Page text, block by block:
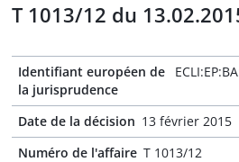
T 1013/12 du
Identifiant européen de
la jurisprudence
Date de la décision 13 février 2015
Numéro de l'affaire T 1013/12